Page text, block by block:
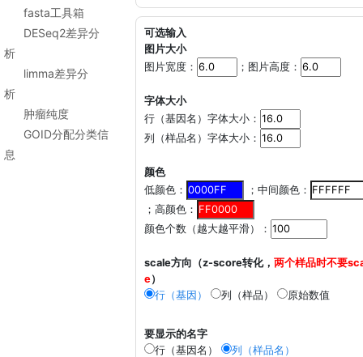
fasta工具箱
DESeq2差异分
析
limma差异分
析
肿瘤纯度
GOID分配分类信
息
可选输入
图片大小
图片宽度：
；图片高度：
字体大小
行（基因名）字体大小：
列（样品名）字体大小：
颜色
低颜色：
；中间颜色：
；高颜色：
颜色个数（越大越平滑）：
scale方向（z-score转化， 两个样品时不要
e）
行（基因）
列（样品） 原始数值
要显示的名字
行（基因名）
列（样品名）